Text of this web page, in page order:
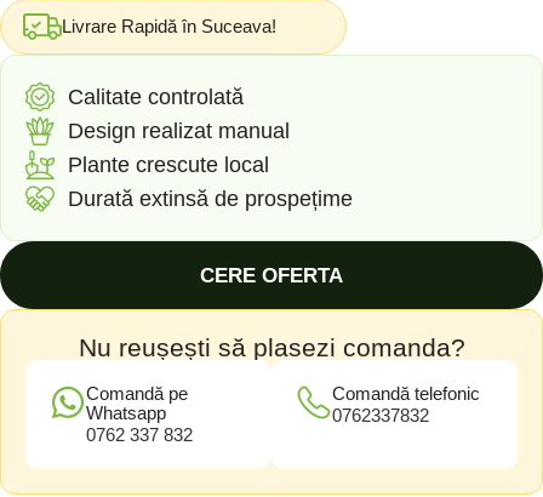
Livrare Rapidă în Suceava!
Calitate controlată
Design realizat manual
Plante crescute local
Durată extinsă de prospețime
CERE OFERTA
Nu reușești să plasezi comanda?
Comandă pe
Whatsapp
0762 337 832
Comandă telefonic
0762337832